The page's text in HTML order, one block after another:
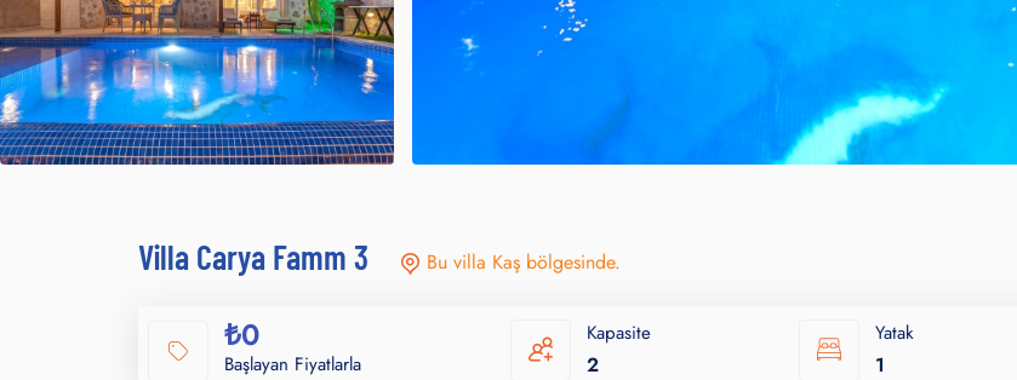
Villa Carya Famm 3 Bu villa Kaş bölgesinde.
₺0
Başlayan Fiyatlarla
Kapasite
2
Yatak
1